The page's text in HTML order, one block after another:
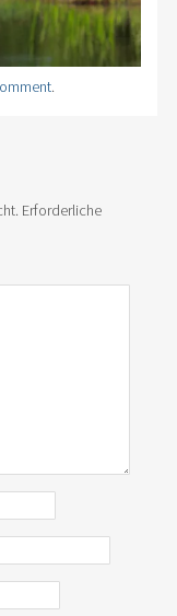
.
Erforderliche